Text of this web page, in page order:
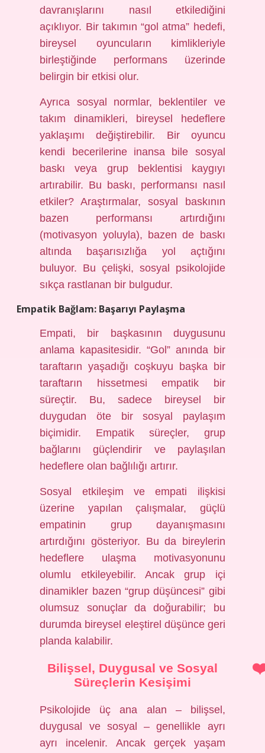
davranışlarını nasıl etkilediğini
açıklıyor. Bir takımın “gol atma” hedefi,
bireysel oyuncuların kimlikleriyle
birleştiğinde performans üzerinde
belirgin bir etkisi olur.
Ayrıca sosyal normlar, beklentiler ve
takım dinamikleri, bireysel hedeflere
yaklaşımı değiştirebilir. Bir oyuncu
kendi becerilerine inansa bile sosyal
baskı veya grup beklentisi kaygıyı
artırabilir. Bu baskı, performansı nasıl
etkiler? Araştırmalar, sosyal baskının
bazen performansı artırdığını
(motivasyon yoluyla), bazen de baskı
altında başarısızlığa yol açtığını
buluyor. Bu çelişki, sosyal psikolojide
sıkça rastlanan bir bulgudur.
Empatik Bağlam: Başarıyı Paylaşma
Empati, bir başkasının duygusunu
anlama kapasitesidir. “Gol” anında bir
taraftarın yaşadığı coşkuyu başka bir
taraftarın hissetmesi empatik bir
süreçtir. Bu, sadece bireysel bir
duygudan öte bir sosyal paylaşım
biçimidir. Empatik süreçler, grup
bağlarını güçlendirir ve paylaşılan
hedeflere olan bağlılığı artırır.
Sosyal etkileşim ve empati ilişkisi
üzerine yapılan çalışmalar, güçlü
empatinin grup dayanışmasını
artırdığını gösteriyor. Bu da bireylerin
hedeflere ulaşma motivasyonunu
olumlu etkileyebilir. Ancak grup içi
dinamikler bazen “grup düşüncesi” gibi
olumsuz sonuçlar da doğurabilir; bu
durumda bireysel eleştirel düşünce geri
planda kalabilir.
Bilişsel, Duygusal ve Sosyal
Süreçlerin Kesişimi
Psikolojide üç ana alan – bilişsel,
duygusal ve sosyal – genellikle ayrı
ayrı incelenir. Ancak gerçek yaşam